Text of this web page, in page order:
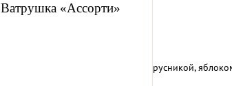
Ватрушка «Ассорти»